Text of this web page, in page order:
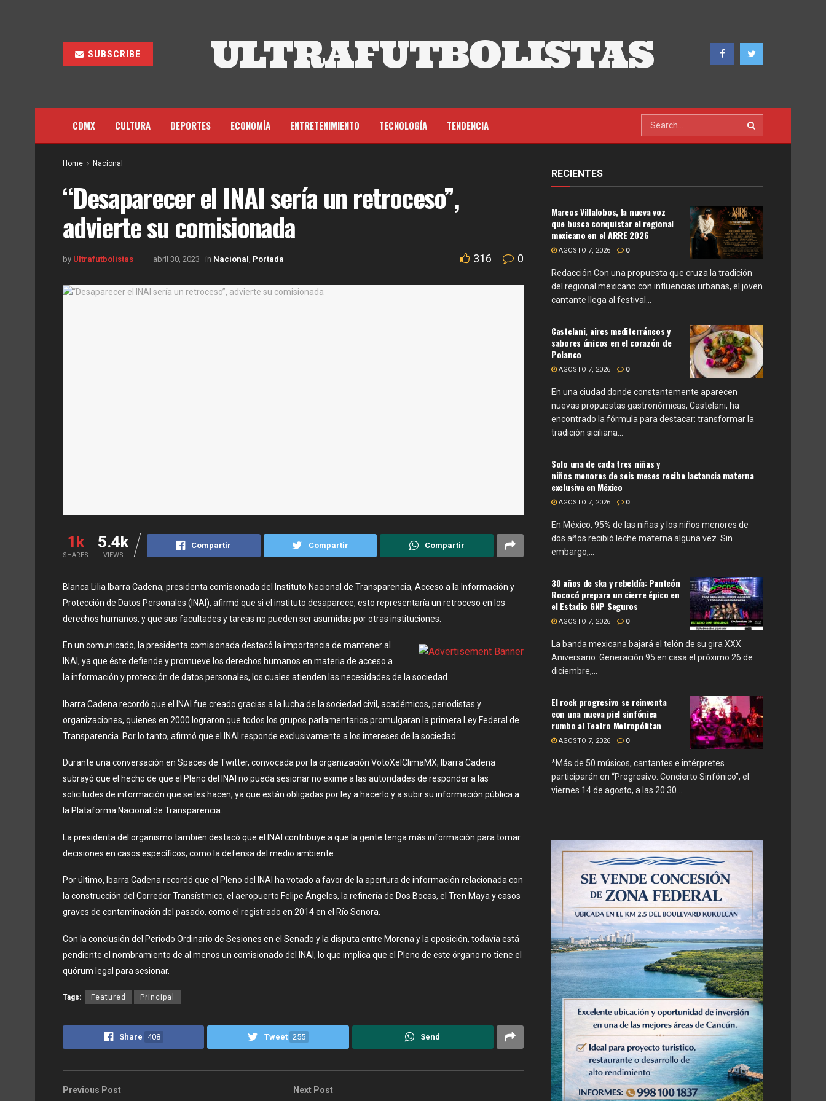
SUBSCRIBE ULTRAFUTBOLISTAS
CDMX CULTURA DEPORTES ECONOMÍA ENTRETENIMIENTO TECNOLOGÍA TENDENCIA
Home Nacional
“Desaparecer el INAI sería un retroceso”,
advierte su comisionada
by Ultrafutbolistas abril 30, 2023 in Nacional Portada 316 0
1k
SHARES
5.4k
VIEWS
Compartir Compartir Compartir
Blanca Lilia Ibarra Cadena, presidenta comisionada del Instituto Nacional de Transparencia, Acceso a la Información y
Protección de Datos Personales (INAI), afirmó que si el instituto desaparece, esto representaría un retroceso en los
derechos humanos, y que sus facultades y tareas no pueden ser asumidas por otras instituciones.
En un comunicado, la presidenta comisionada destacó la importancia de mantener al
INAI, ya que éste defiende y promueve los derechos humanos en materia de acceso a
la información y protección de datos personales, los cuales atienden las necesidades de la sociedad.
Ibarra Cadena recordó que el INAI fue creado gracias a la lucha de la sociedad civil, académicos, periodistas y
organizaciones, quienes en 2000 lograron que todos los grupos parlamentarios promulgaran la primera Ley Federal de
Transparencia. Por lo tanto, afirmó que el INAI responde exclusivamente a los intereses de la sociedad.
Durante una conversación en Spaces de Twitter, convocada por la organización VotoXelClimaMX, Ibarra Cadena
subrayó que el hecho de que el Pleno del INAI no pueda sesionar no exime a las autoridades de responder a las
solicitudes de información que se les hacen, ya que están obligadas por ley a hacerlo y a subir su información pública a
la Plataforma Nacional de Transparencia.
La presidenta del organismo también destacó que el INAI contribuye a que la gente tenga más información para tomar
decisiones en casos específicos, como la defensa del medio ambiente.
Por último, Ibarra Cadena recordó que el Pleno del INAI ha votado a favor de la apertura de información relacionada con
la construcción del Corredor Transístmico, el aeropuerto Felipe Ángeles, la refinería de Dos Bocas, el Tren Maya y casos
graves de contaminación del pasado, como el registrado en 2014 en el Río Sonora.
Con la conclusión del Periodo Ordinario de Sesiones en el Senado y la disputa entre Morena y la oposición, todavía está
pendiente el nombramiento de al menos un comisionado del INAI, lo que implica que el Pleno de este órgano no tiene el
quórum legal para sesionar.
Tags: Featured Principal
Share 408 Tweet 255 Send
Previous Post Next Post
RECIENTES
Marcos Villalobos, la nueva voz
que busca conquistar el regional
mexicano en el ARRE 2026
AGOSTO 7, 2026 0
Redacción Con una propuesta que cruza la tradición
del regional mexicano con influencias urbanas, el joven
cantante llega al festival...
Castelani, aires mediterráneos y
sabores únicos en el corazón de
Polanco
AGOSTO 7, 2026 0
En una ciudad donde constantemente aparecen
nuevas propuestas gastronómicas, Castelani, ha
encontrado la fórmula para destacar: transformar la
tradición siciliana...
Solo una de cada tres niñas y
niños menores de seis meses recibe lactancia materna
exclusiva en México
AGOSTO 7, 2026 0
En México, 95% de las niñas y los niños menores de
dos años recibió leche materna alguna vez. Sin
embargo,...
30 años de ska y rebeldía: Panteón
Rococó prepara un cierre épico en
el Estadio GNP Seguros
AGOSTO 7, 2026 0
La banda mexicana bajará el telón de su gira XXX
Aniversario: Generación 95 en casa el próximo 26 de
diciembre,...
El rock progresivo se reinventa
con una nueva piel sinfónica
rumbo al Teatro Metropólitan
AGOSTO 7, 2026 0
*Más de 50 músicos, cantantes e intérpretes
participarán en “Progresivo: Concierto Sinfónico”, el
viernes 14 de agosto, a las 20:30...